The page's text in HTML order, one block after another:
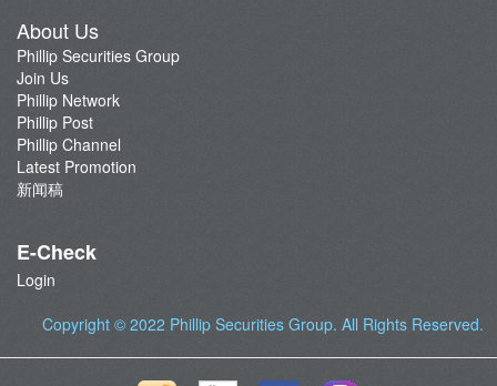
About Us
Phillip Securities Group
Join Us
Phillip Network
Phillip Post
Phillip Channel
Latest Promotion
新闻稿
E-Check
Login
Copyright © 2022 Phillip Securities Group. All Rights Reserved.